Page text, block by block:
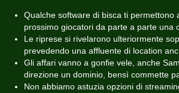
Qualche software di bisca ti permettono
prossimo giocatori da parte a parte una
Le riprese si rivelarono ulteriormente
prevedendo una affluente di location
Gli affari vanno a gonfie vele, anche
direzione un dominio, bensì commette
Non abbiamo astuzia opzioni di